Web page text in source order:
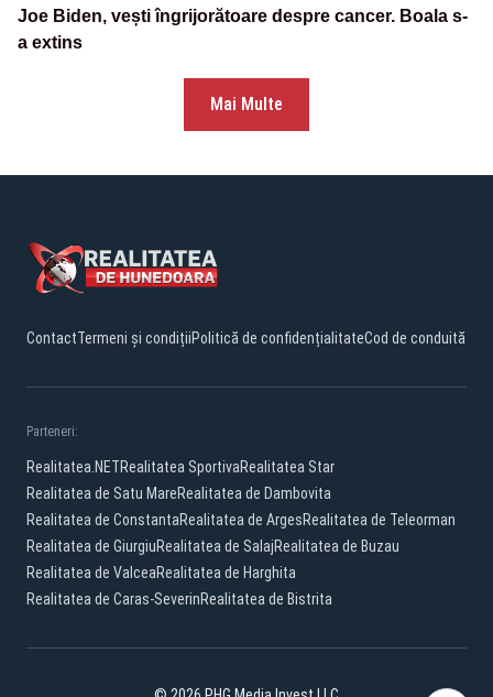
Joe Biden, vești îngrijorătoare despre cancer. Boala s-
a extins
Mai Multe
ContactTermeni și condițiiPolitică de confidențialitateCod de conduită
Parteneri:
Realitatea.NETRealitatea SportivaRealitatea Star
Realitatea de Satu MareRealitatea de Dambovita
Realitatea de ConstantaRealitatea de ArgesRealitatea de Teleorman
Realitatea de GiurgiuRealitatea de SalajRealitatea de Buzau
Realitatea de ValceaRealitatea de Harghita
Realitatea de Caras-SeverinRealitatea de Bistrita